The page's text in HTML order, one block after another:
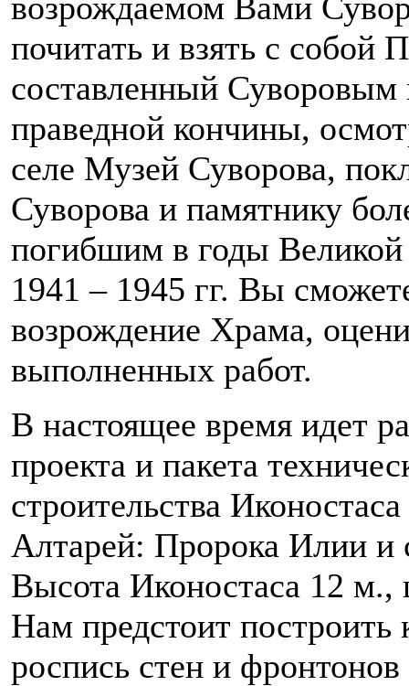
почитать и взять с собой
составленный Суворовым
праведной кончины,
селе Музей Суворова,
Суворова и памятнику
погибшим в годы
1941 – 1945 гг. Вы
возрождение Храма,
выполненных работ.
В настоящее время идет
проекта и пакета
строительства
Алтарей: Пророка Илии и
Высота Иконостаса 12
Нам предстоит
роспись стен и